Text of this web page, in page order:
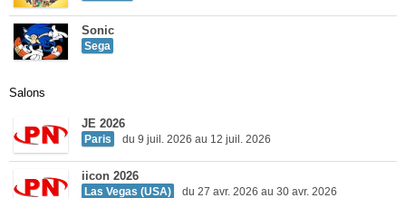
Sonic
Sega
Salons
JE 2026
Paris du 9 juil. 2026 au 12 juil. 2026
iicon 2026
Las Vegas (USA) du 27 avr. 2026 au 30 avr. 2026